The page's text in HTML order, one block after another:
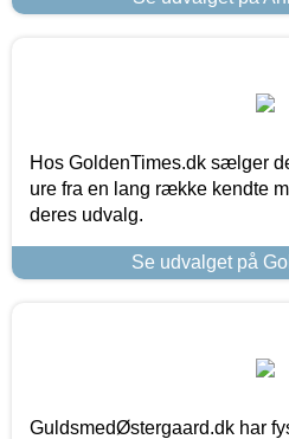
Hos GoldenTimes.dk sælger
ure fra en lang række kendte
deres udvalg.
Se udvalget på
GuldsmedØstergaard.dk har